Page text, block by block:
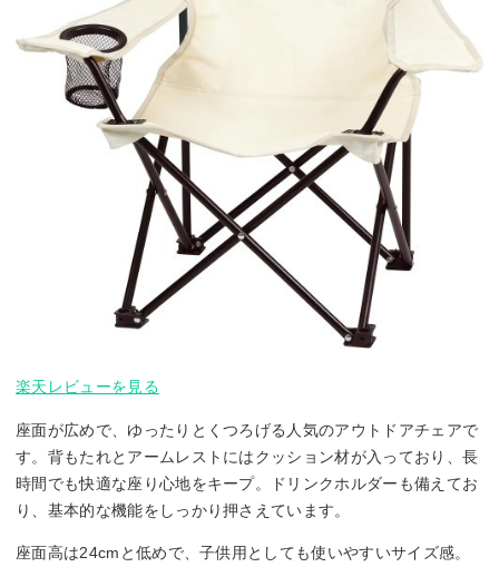
楽天レビューを見る
座面が広めで、ゆったりとくつろげる人気のアウトドアチェアで
す。背もたれとアームレストにはクッション材が入っており、長
時間でも快適な座り心地をキープ。ドリンクホルダーも備えてお
り、基本的な機能をしっかり押さえています。
座面高は24cmと低めで、子供用としても使いやすいサイズ感。